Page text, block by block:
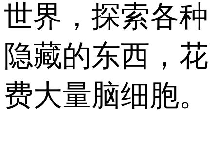
世界，探索各种
隐藏的东西，花
费大量脑细胞。